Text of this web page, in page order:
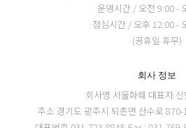
운영시간 / 오전 9:00 -
점심시간 / 오후 12:00 -
(공휴일 휴무)
회사 정보
회사명 서울화훼 대표자
주소 경기도 광주시 퇴촌면 산수로